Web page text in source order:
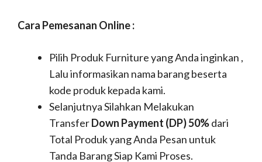
Cara Pemesanan Online :
Pilih Produk Furniture yang Anda inginkan ,
Lalu informasikan nama barang beserta
kode produk kepada kami.
Selanjutnya Silahkan Melakukan
TransferDown Payment (DP) 50%dari
Total Produk yang Anda Pesan untuk
Tanda Barang Siap Kami Proses.